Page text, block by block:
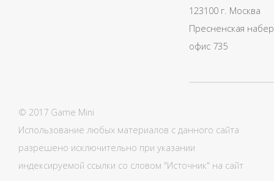
123100 г. Москва
Пресненская
офис 735
© 2017 Game Mini
Использование любых материалов с данного сайта
разрешено исключительно при указании
индексируемой ссылки со словом "Источник" на сайт